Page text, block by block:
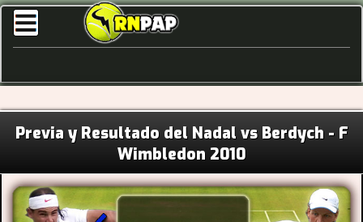
Previa y Resultado del Nadal vs Berdych - F
Wimbledon 2010